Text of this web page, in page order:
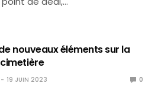
nouveaux éléments sur la
19 JUIN 2023 0